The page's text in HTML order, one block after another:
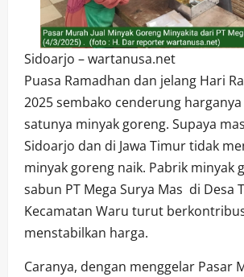
Sidoarjo – wartanusa.net
Puasa Ramadhan dan jelang Hari
2025 sembako cenderung
satunya minyak goreng. Supaya
Sidoarjo dan di Jawa Timur tidak
minyak goreng naik. Pabrik minyak
sabun PT Mega Surya Mas di Desa
Kecamatan Waru turut
menstabilkan harga.
Caranya, dengan menggelar Pasar